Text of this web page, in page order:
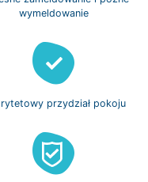
wymeldowanie
przydział pokoju